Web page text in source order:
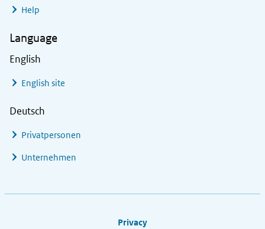
Help
Language
English
English site
Deutsch
Privatpersonen
Unternehmen
Privacy